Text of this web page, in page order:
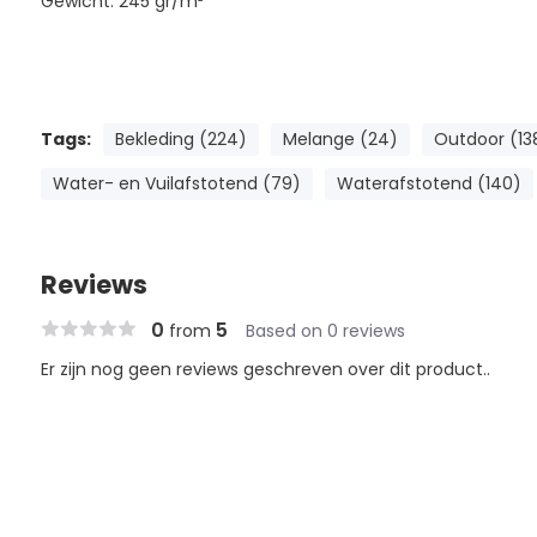
Tags: Bekleding (224) Melange (24)
Outdoor
Water- en Vuilafstotend (79)
Waterafstotend (140)
Reviews
0 from 5
Based on 0 reviews
Er zijn nog geen reviews geschreven over dit product..